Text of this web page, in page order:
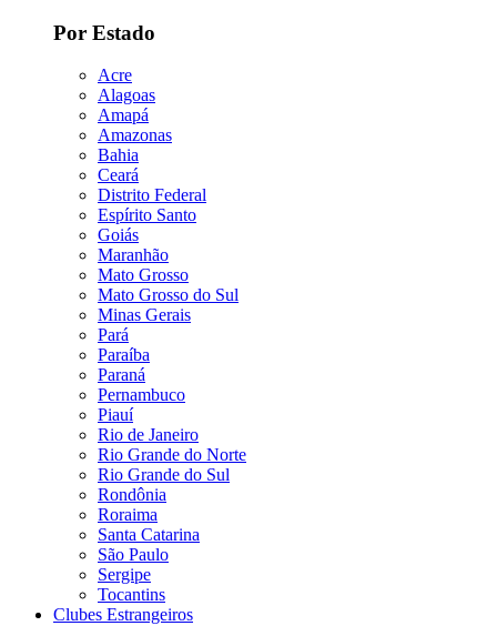
Por Estado
Acre
Alagoas
Amapá
Amazonas
Bahia
Ceará
Distrito Federal
Espírito Santo
Goiás
Maranhão
Mato Grosso
Mato Grosso do Sul
Minas Gerais
Pará
Paraíba
Paraná
Pernambuco
Piauí
Rio de Janeiro
Rio Grande do Norte
Rio Grande do Sul
Rondônia
Roraima
Santa Catarina
São Paulo
Sergipe
Tocantins
Clubes Estrangeiros